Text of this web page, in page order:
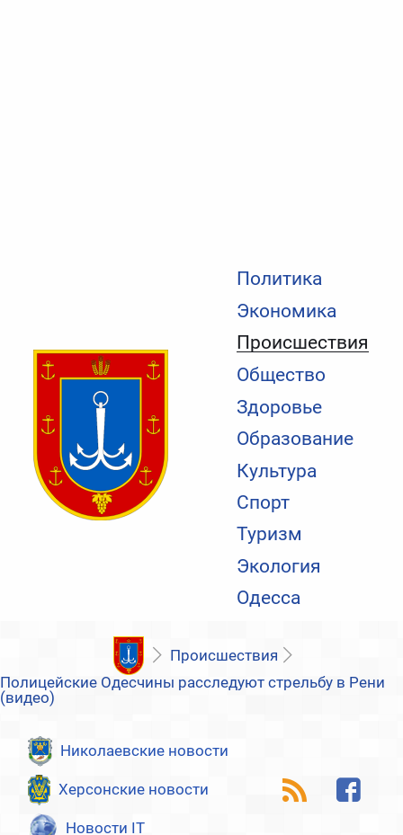
Политика
Экономика
Происшествия
Общество
Здоровье
Образование
Культура
Спорт
Туризм
Экология
Одесса
Происшествия
Полицейские Одесчины расследуют стрельбу в Рени
(видео)
Николаевские новости
Херсонские новости
Новости IT